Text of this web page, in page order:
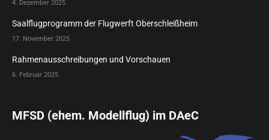
4. Dezember 2025
Saalflugprogramm der Flugwerft Oberschleißheim
17. November 2025
Rahmenausschreibungen und Vorschauen
6. Februar 2025
MFSD (ehem. Modellflug) im DAeC